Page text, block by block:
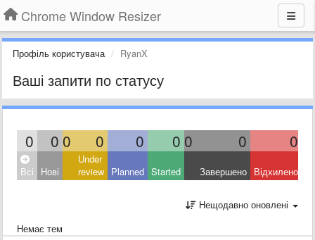
Chrome Window Resizer
Профіль користувача RyanX
Ваші запити по статусу
0 0 0 0 0 0 0 0 0
Всі Нові
Under
review Planned Started Завершено Відхилено
Нещодавно оновлені
Немає тем